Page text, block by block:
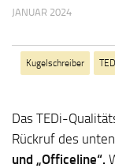
JANUAR 2024
Kugelschreiber
Das TEDi-
Rückruf des
und „Officeline“.